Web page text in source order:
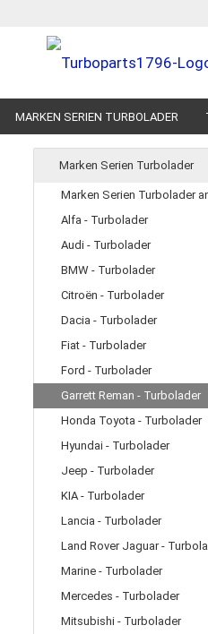
MARKEN SERIEN TURBOLADER
Marken Serien Turbolader
Marken Serien Turbolader
Alfa - Turbolader
Audi - Turbolader
BMW - Turbolader
Citroën - Turbolader
Dacia - Turbolader
Fiat - Turbolader
Ford - Turbolader
Garrett Reman - Turbolader
Honda Toyota - Turbolader
Hyundai - Turbolader
Jeep - Turbolader
KIA - Turbolader
Lancia - Turbolader
Land Rover Jaguar -
Marine - Turbolader
Mercedes - Turbolader
Mitsubishi - Turbolader